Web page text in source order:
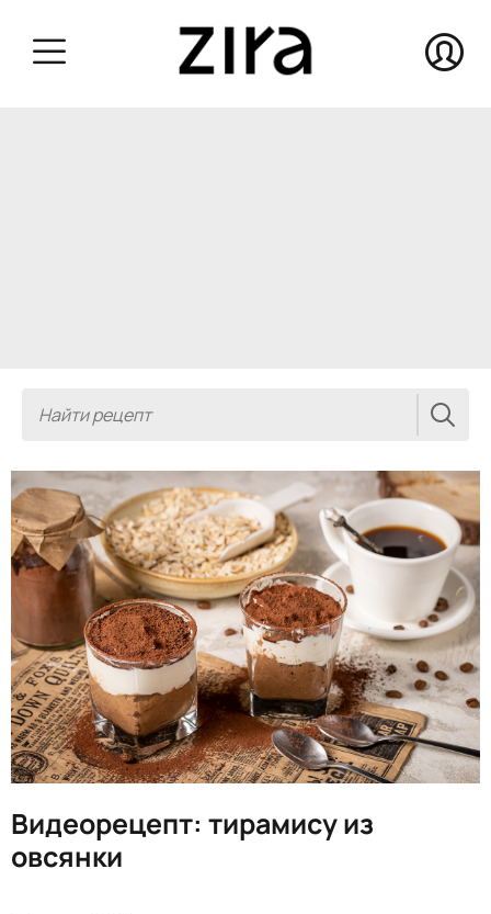
Видеорецепт: тирамису из
овсянки